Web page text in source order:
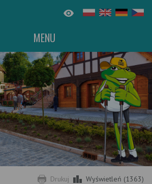
MENU
Drukuj Wyświetleń (1363)